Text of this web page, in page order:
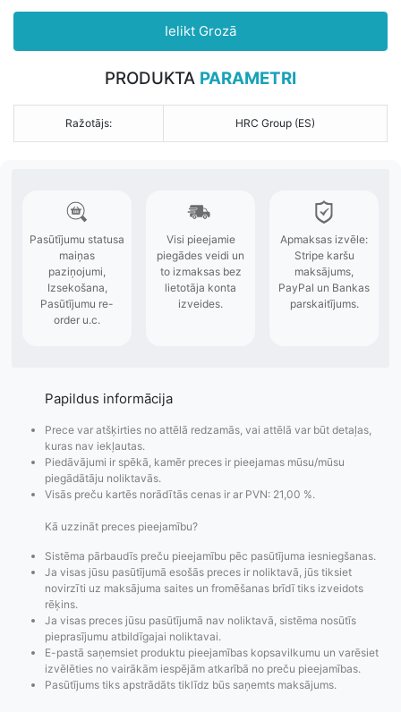
Ielikt Grozā
PRODUKTA PARAMETRI
Ražotājs: HRC Group (ES)
Pasūtījumu statusa
maiņas
paziņojumi,
Izsekošana,
Pasūtījumu re-
order u.c.
Visi pieejamie
piegādes veidi un
to izmaksas bez
lietotāja konta
izveides.
PayPal
Papildus informācija
Prece var atšķirties no attēlā redzamās, vai attēlā var būt detaļas,
kuras nav iekļautas.
Piedāvājumi ir spēkā, kamēr preces ir pieejamas mūsu/mūsu
piegādātāju noliktavās.
Visās preču kartēs norādītās cenas ir ar PVN: 21,00 %.
Kā uzzināt preces pieejamību?
Sistēma pārbaudīs preču pieejamību pēc pasūtījuma iesniegšanas.
Ja visas jūsu pasūtījumā esošās preces ir noliktavā, jūs tiksiet
novirzīti uz maksājuma saites un fromēšanas brīdī tiks izveidots
rēķins.
Ja visas preces jūsu pasūtījumā nav noliktavā, sistēma nosūtīs
pieprasījumu atbildīgajai noliktavai.
E-pastā saņemsiet produktu pieejamības kopsavilkumu un varēsiet
izvēlēties no vairākām iespējām atkarībā no preču pieejamības.
Pasūtījums tiks apstrādāts tiklīdz būs saņemts maksājums.